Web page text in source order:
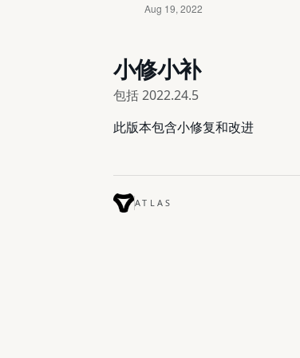
小修小补
包括2022.24.5
此版本包含小修复和改进
ATLAS